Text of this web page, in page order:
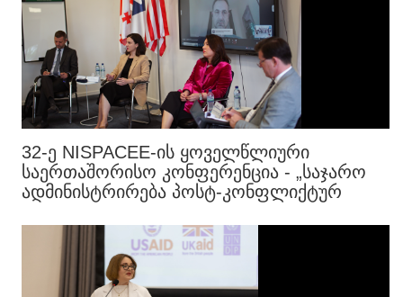
32-Ე NISPACEE-ᲘᲡ ᲧᲝᲕᲔᲚᲬᲚᲘᲣᲠᲘ
ᲡᲐᲔᲠᲗᲐᲨᲝᲠᲘᲡᲝ ᲙᲝᲜᲤᲔᲠᲔᲜᲪᲘᲐ - „ᲡᲐᲯᲐᲠᲝ
ᲐᲓᲛᲘᲜᲘᲡᲢᲠᲘᲠᲔᲑᲐ ᲞᲝᲡᲢ-ᲙᲝᲜᲤᲚᲘᲥᲢᲣᲠ